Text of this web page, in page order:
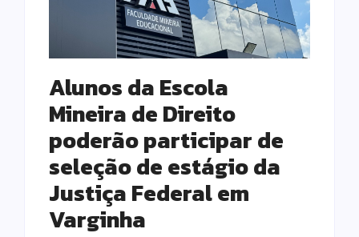
Alunos da Escola
Mineira de Direito
poderão participar de
seleção de estágio da
Justiça Federal em
Varginha